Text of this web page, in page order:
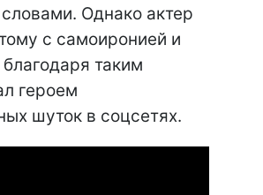
Однако актер
с самоиронией и
благодаря таким
героем
шуток в соцсетях.